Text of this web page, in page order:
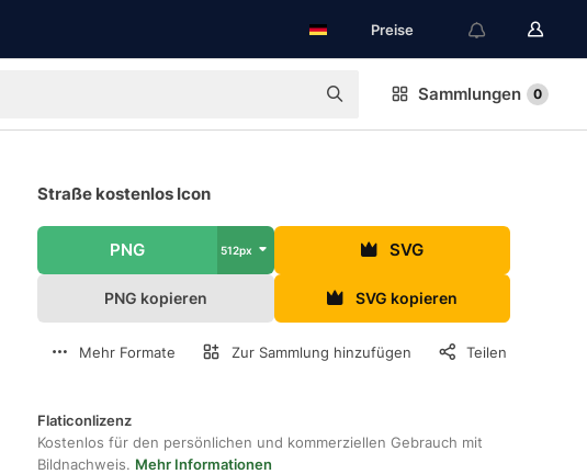
Preise
Sammlungen 0
Straße kostenlos Icon
PNG 512px SVG
PNG kopieren SVG kopieren
Mehr Formate Zur Sammlung hinzufügen Teilen
Flaticonlizenz
Kostenlos für den persönlichen und kommerziellen Gebrauch mit
Bildnachweis. Mehr Informationen